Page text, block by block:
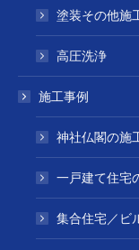
塗装その他施
高圧洗浄
施工事例
神社仏閣の施
一戸建て住宅
集合住宅／ビ